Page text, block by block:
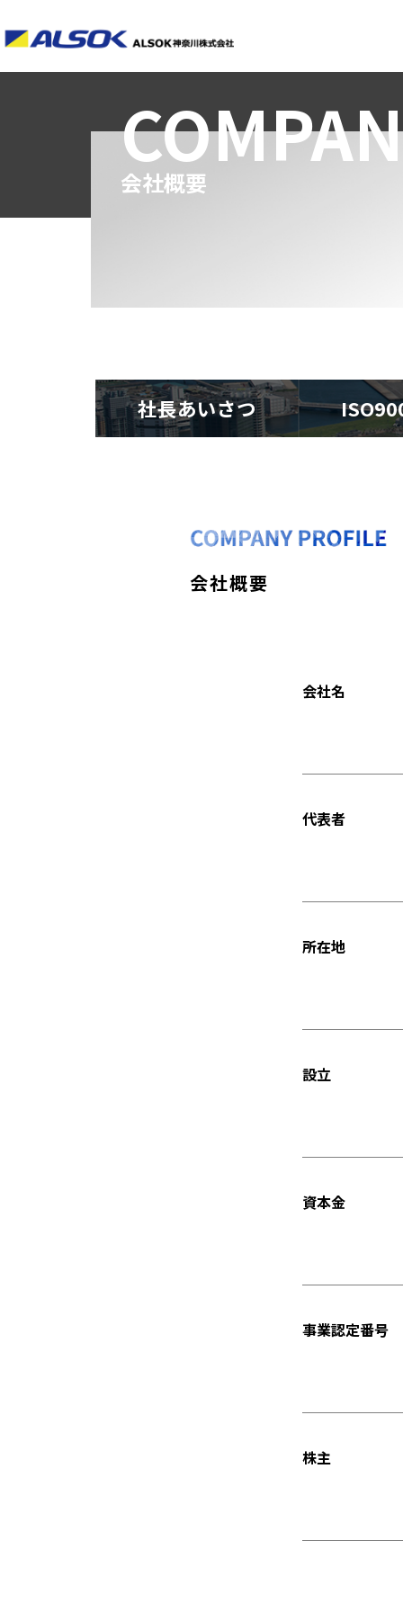
会社概要
社長あいさつ
会社概要
会社名
代表者
所在地
設立
資本金
事業認定番号
株主